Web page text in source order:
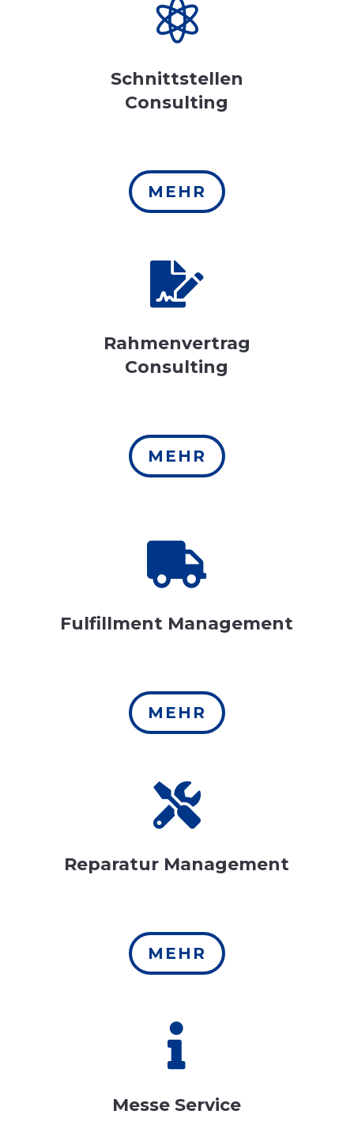

Schnittstellen
Consulting
MEHR

Rahmenvertrag
Consulting
MEHR

Fulfillment Management
MEHR

Reparatur Management
MEHR

Messe Service